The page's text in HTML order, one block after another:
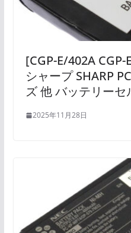
[CGP-E/402A
シャープ SHARP
ズ 他 バッテリー
2025年11月28日